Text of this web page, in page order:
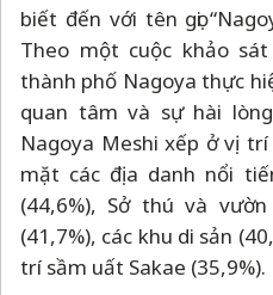
biết đến với tên gọi
Theo một cuộc khảo
thành phố Nagoya thực
quan tâm và sự hài
Nagoya Meshi xếp ở vị
mặt các địa danh nổi
(44,6%), Sở thú và
(41,7%), các khu di sản
trí sầm uất Sakae (35,9%).